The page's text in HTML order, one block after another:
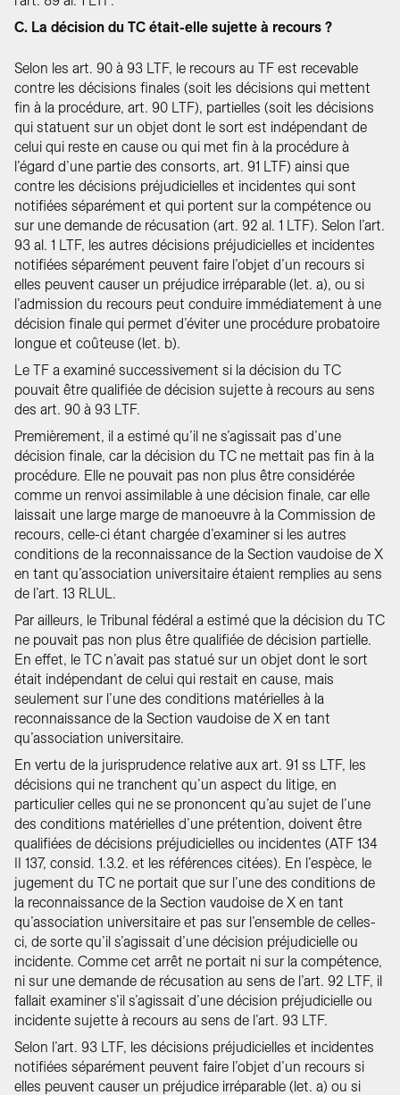
C. La décision du TC était-elle sujette à recours ?
Selon les art. 90 à 93 LTF, le recours au TF est recevable
contre les décisions finales (soit les décisions qui mettent
fin à la procédure, art. 90 LTF), partielles (soit les décisions
qui statuent sur un objet dont le sort est indépendant de
celui qui reste en cause ou qui met fin à la procédure à
l’égard d’une partie des consorts, art. 91 LTF) ainsi que
contre les décisions préjudicielles et incidentes qui sont
notifiées séparément et qui portent sur la compétence ou
sur une demande de récusation (art. 92 al. 1 LTF). Selon l’art.
93 al. 1 LTF, les autres décisions préjudicielles et incidentes
notifiées séparément peuvent faire l’objet d’un recours si
elles peuvent causer un préjudice irréparable (let. a), ou si
l’admission du recours peut conduire immédiatement à une
décision finale qui permet d’éviter une procédure probatoire
longue et coûteuse (let. b).
Le TF a examiné successivement si la décision du TC
pouvait être qualifiée de décision sujette à recours au sens
des art. 90 à 93 LTF.
Premièrement, il a estimé qu’il ne s’agissait pas d’une
décision finale, car la décision du TC ne mettait pas fin à la
procédure. Elle ne pouvait pas non plus être considérée
comme un renvoi assimilable à une décision finale, car elle
laissait une large marge de manoeuvre à la Commission de
recours, celle-ci étant chargée d’examiner si les autres
conditions de la reconnaissance de la Section vaudoise de X
en tant qu’association universitaire étaient remplies au sens
de l’art. 13 RLUL.
Par ailleurs, le Tribunal fédéral a estimé que la décision du TC
ne pouvait pas non plus être qualifiée de décision partielle.
En effet, le TC n’avait pas statué sur un objet dont le sort
était indépendant de celui qui restait en cause, mais
seulement sur l’une des conditions matérielles à la
reconnaissance de la Section vaudoise de X en tant
qu’association universitaire.
En vertu de la jurisprudence relative aux art. 91 ss LTF, les
décisions qui ne tranchent qu’un aspect du litige, en
particulier celles qui ne se prononcent qu’au sujet de l’une
des conditions matérielles d’une prétention, doivent être
qualifiées de décisions préjudicielles ou incidentes (ATF 134
II 137, consid. 1.3.2. et les références citées). En l’espèce, le
jugement du TC ne portait que sur l’une des conditions de
la reconnaissance de la Section vaudoise de X en tant
qu’association universitaire et pas sur l’ensemble de celles-
ci, de sorte qu’il s’agissait d’une décision préjudicielle ou
incidente. Comme cet arrêt ne portait ni sur la compétence,
ni sur une demande de récusation au sens de l’art. 92 LTF, il
fallait examiner s’il s’agissait d’une décision préjudicielle ou
incidente sujette à recours au sens de l’art. 93 LTF.
Selon l’art. 93 LTF, les décisions préjudicielles et incidentes
notifiées séparément peuvent faire l’objet d’un recours si
elles peuvent causer un préjudice irréparable (let. a) ou si